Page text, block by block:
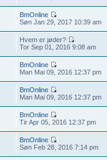
BmOnline
Søn Jan 29, 2017 10:39 am
Hvem er jøder?
Tor Sep 01, 2016 9:08 am
BmOnline
Man Mai 09, 2016 12:37 pm
BmOnline
Man Mai 09, 2016 12:37 pm
BmOnline
Tir Apr 05, 2016 12:37 pm
BmOnline
Søn Feb 28, 2016 7:14 pm